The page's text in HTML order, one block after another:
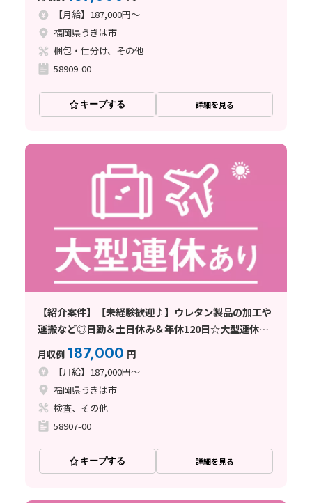
【月給】187,000円～
福岡県うきは市
梱包・仕分け、その他
58909-00
キープする 詳細を見る
【紹介案件】【未経験歓迎♪】ウレタン製品の加工や
運搬など◎日勤＆土日休み＆年休120日☆大型連休あ
月収例 187,000 円
【月給】187,000円～
福岡県うきは市
検査、その他
58907-00
キープする 詳細を見る